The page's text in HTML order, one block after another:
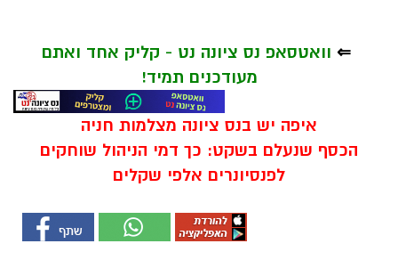
⇐ וואטסאפ נס ציונה נט - קליק אחד ואתם
מעודכנים תמיד!
איפה יש בנס ציונה מצלמות חניה
הכסף שנעלם בשקט: כך דמי הניהול שוחקים
לפנסיונרים אלפי שקלים